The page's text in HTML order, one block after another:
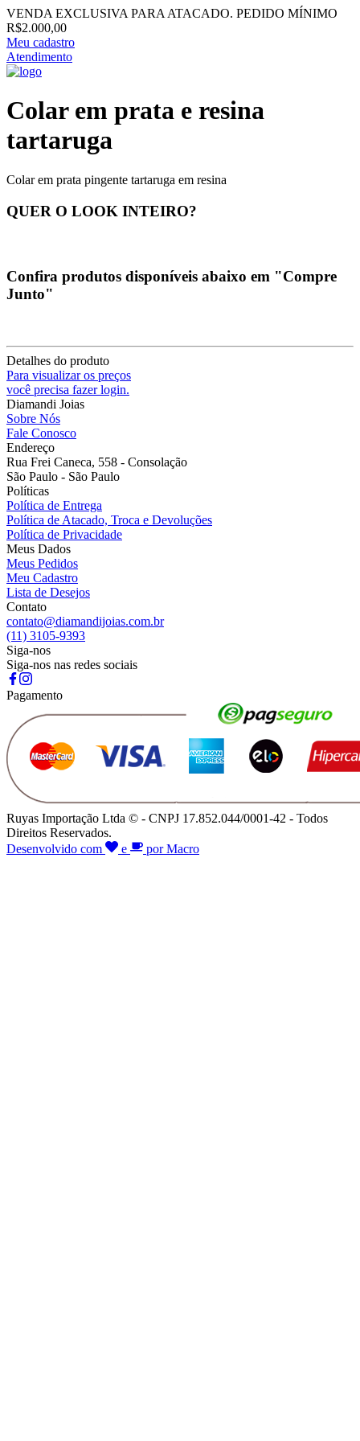
VENDA EXCLUSIVA PARA ATACADO. PEDIDO MÍNIMO
R$2.000,00
Meu cadastro
Atendimento
Colar em prata e resina
tartaruga
Colar em prata pingente tartaruga em resina
QUER O LOOK INTEIRO?
Confira produtos disponíveis abaixo em "Compre
Junto"
Detalhes do produto
Para visualizar os preços
você precisa fazer login.
Diamandi Joias
Sobre Nós
Fale Conosco
Endereço
Rua Frei Caneca, 558 - Consolação
São Paulo - São Paulo
Políticas
Política de Entrega
Política de Atacado, Troca e Devoluções
Política de Privacidade
Meus Dados
Meus Pedidos
Meu Cadastro
Lista de Desejos
Contato
contato@diamandijoias.com.br
(11) 3105-9393
Siga-nos
Siga-nos nas redes sociais
Pagamento
Ruyas Importação Ltda © - CNPJ 17.852.044/0001-42 - Todos
Direitos Reservados.
Desenvolvido com
e por Macro